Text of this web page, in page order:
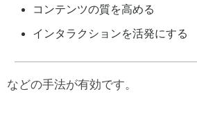
コンテンツの質を高める
インタラクションを活発にする
などの手法が有効です。